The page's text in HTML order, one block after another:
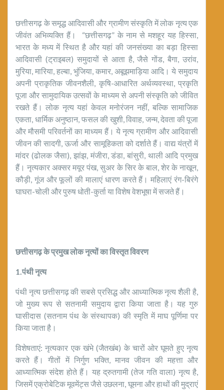
छत्तीसगढ़ के समृद्ध आदिवासी और ग्रामीण संस्कृति में लोक नृत्य एक
जीवंत अभिव्यक्ति हैं। “छत्तीसगढ़” के नाम से मशहूर यह हिस्सा,
भारत के मध्य में स्थित है और यहां की जनसंख्या का बड़ा हिस्सा
आदिवासी (ट्राइबल) समुदायों से आता है, जैसे गोंड, बैगा, उरांव,
मुरिया, मारिया, हल्बा, भुंजिया, कमार, अबूझमाड़िया आदि। ये समुदाय
अपनी प्राकृतिक जीवनशैली, कृषि-आधारित अर्थव्यवस्था, प्रकृति
पूजा और सामुदायिक उत्सवों के माध्यम से अपनी संस्कृति को जीवित
रखते हैं। लोक नृत्य यहां केवल मनोरंजन नहीं, बल्कि सामाजिक
एकता, धार्मिक अनुष्ठान, फसल की खुशी, विवाह, जन्म, देवता की पूजा
और मौसमी परिवर्तनों का माध्यम हैं। ये नृत्य ग्रामीण और आदिवासी
जीवन की सादगी, ऊर्जा और सामूहिकता को दर्शाते हैं। वाद्य यंत्रों में
मांदर (ढोलक जैसा), झांझ, मंजीरा, डंडा, बांसुरी, थाली आदि प्रमुख
हैं। नृत्यकार अक्सर मयूर पंख, सुअर के सिर के बाल, शेर के नाखून,
कौड़ी, गूंज और फूलों की मालाएं धारण करते हैं। महिलाएं रंग-बिरंगे
घाघरा-चोली और पुरुष धोती-कुर्ता या विशेष वेशभूषा में सजते हैं।
छत्तीसगढ़केप्रमुखलोकनृत्योंकाविस्तृतविवरण
1. पंथीनृत्य
पंथी नृत्य छत्तीसगढ़ की सबसे प्रसिद्ध और आध्यात्मिक नृत्य शैली है,
जो मुख्य रूप से सतनामी समुदाय द्वारा किया जाता है। यह गुरु
घासीदास (सतनाम पंथ के संस्थापक) की स्मृति में माघ पूर्णिमा पर
किया जाता है।
विशेषताएं: नृत्यकार एक खंभे (जैतखंब) के चारों ओर घूमते हुए नृत्य
करते हैं। गीतों में निर्गुण भक्ति, मानव जीवन की महत्ता और
आध्यात्मिक संदेश होते हैं। यह द्रुतगामी (तेज गति वाला) नृत्य है,
जिसमें एक्रोबेटिक मूवमेंट्स जैसे उछलना, घूमना और हाथों की मुद्राएं